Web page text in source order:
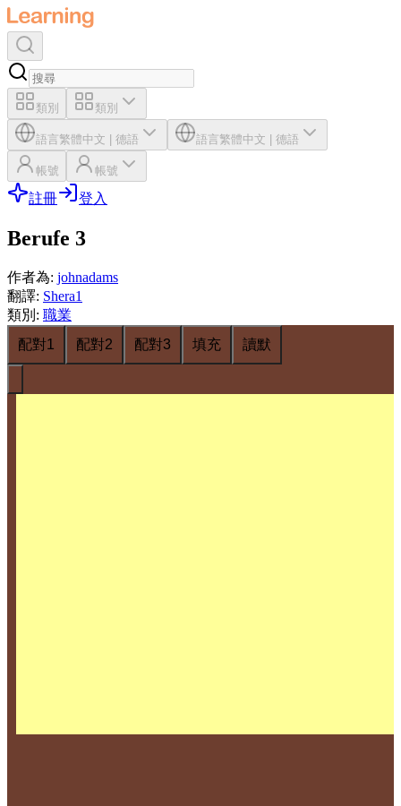
類別 類別
語言繁體中文 德語 語言繁體中文 德語
帳號 帳號
註冊 登入
Berufe 3
作者為: johnadams
翻譯: Shera1
類別 : 職業
配對1
配對2 配對3 填充 讀默